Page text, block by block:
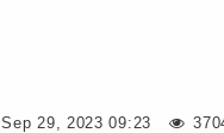
Sep 29, 2023 09:23